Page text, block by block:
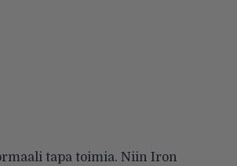
tapa toimia. Niin Iron